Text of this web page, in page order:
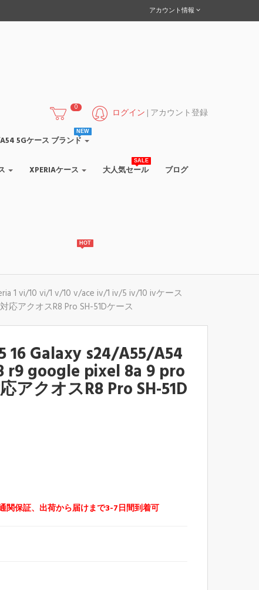
アカウント情報
ログイン | アカウント登録
0
NEW
5Gケース ブランド
XPERIAケース
SALE
大人気セール ブログ
HOT
1 vi/10 vi/1 v/10 v/ace iv/1 iv/5 iv/10 ivケース
応アクオスR8 Pro SH-51Dケース
16 Galaxy s24/A55/A54
r9 google pixel 8a 9 pro
アクオスR8 Pro SH-51D
保証、出荷から届けまで3-7日間到着可